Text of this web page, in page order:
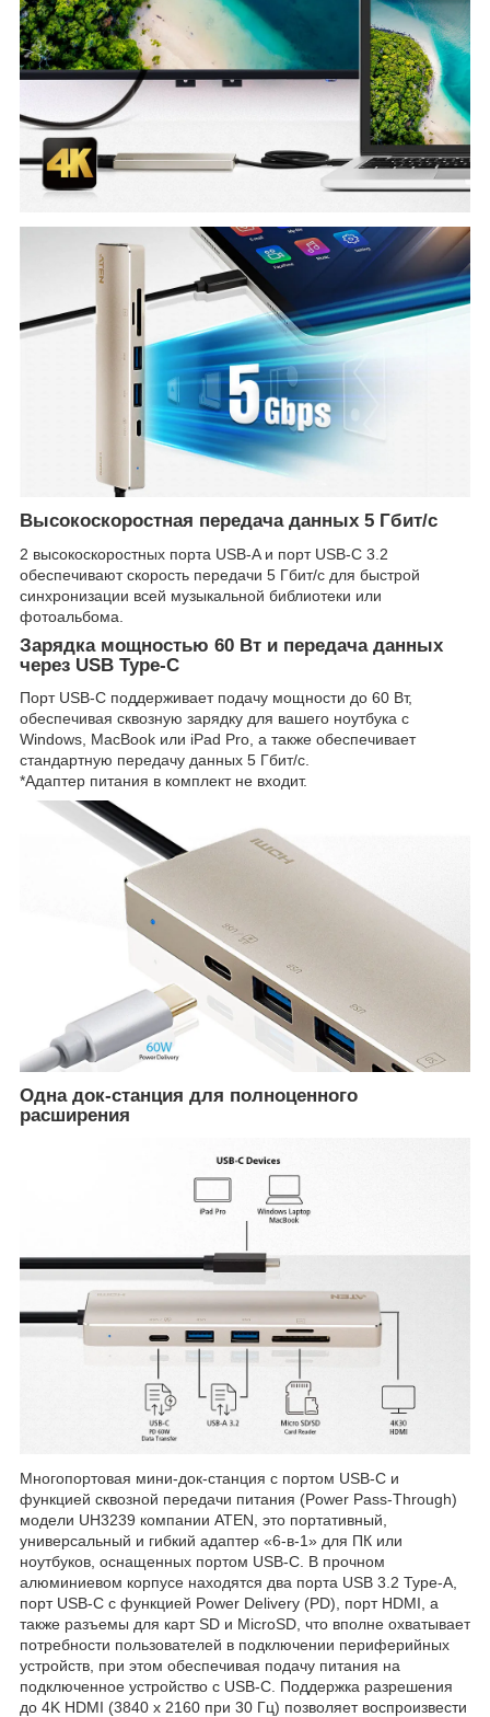
Высокоскоростная передача данных 5 Гбит/с
2 высокоскоростных порта USB-A и порт USB-C 3.2
обеспечивают скорость передачи 5 Гбит/с для быстрой
синхронизации всей музыкальной библиотеки или
фотоальбома.
Зарядка мощностью 60 Вт и передача данных
через USB Type-C
Порт USB-C поддерживает подачу мощности до 60 Вт,
обеспечивая сквозную зарядку для вашего ноутбука с
Windows, MacBook или iPad Pro, а также обеспечивает
стандартную передачу данных 5 Гбит/с.
*Адаптер питания в комплект не входит.
Одна док-станция для полноценного
расширения
Многопортовая мини-док-станция с портом USB-C и
функцией сквозной передачи питания (Power Pass-Through)
модели UH3239 компании ATEN, это портативный,
универсальный и гибкий адаптер «6-в-1» для ПК или
ноутбуков, оснащенных портом USB-C. В прочном
алюминиевом корпусе находятся два порта USB 3.2 Type-A,
порт USB-C с функцией Power Delivery (PD), порт HDMI, а
также разъемы для карт SD и MicroSD, что вполне охватывает
потребности пользователей в подключении периферийных
устройств, при этом обеспечивая подачу питания на
подключенное устройство с USB-C. Поддержка разрешения
до 4K HDMI (3840 x 2160 при 30 Гц) позволяет воспроизвести